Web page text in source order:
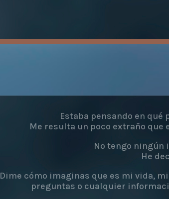
Estaba pensando en qué
Me resulta un poco extraño que
No tengo ningún
He
Dime cómo imaginas que es mi vida,
preguntas o cualquier